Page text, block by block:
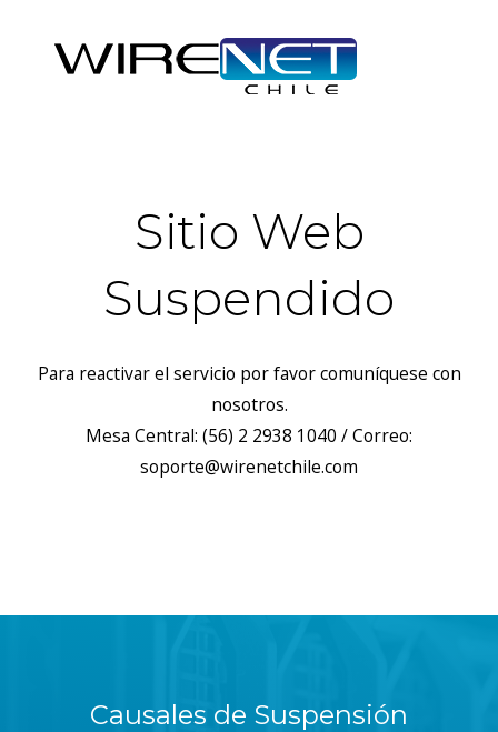
Sitio Web
Suspendido
Para reactivar el servicio por favor comuníquese con
nosotros.
Mesa Central: (56) 2 2938 1040 / Correo:
soporte@wirenetchile.com
Causales de Suspensión